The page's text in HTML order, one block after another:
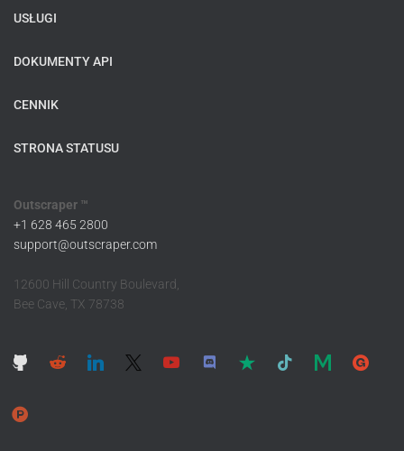
USŁUGI
DOKUMENTY API
CENNIK
STRONA STATUSU
Outscraper ™
+1 628 465 2800
support@outscraper.com
12600 Hill Country Boulevard,
Bee Cave, TX 78738